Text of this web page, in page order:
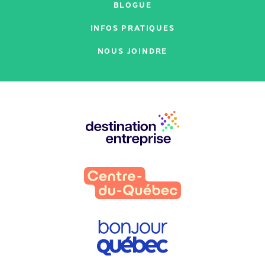
BLOGUE
INFOS PRATIQUES
NOUS JOINDRE
partenaires
: